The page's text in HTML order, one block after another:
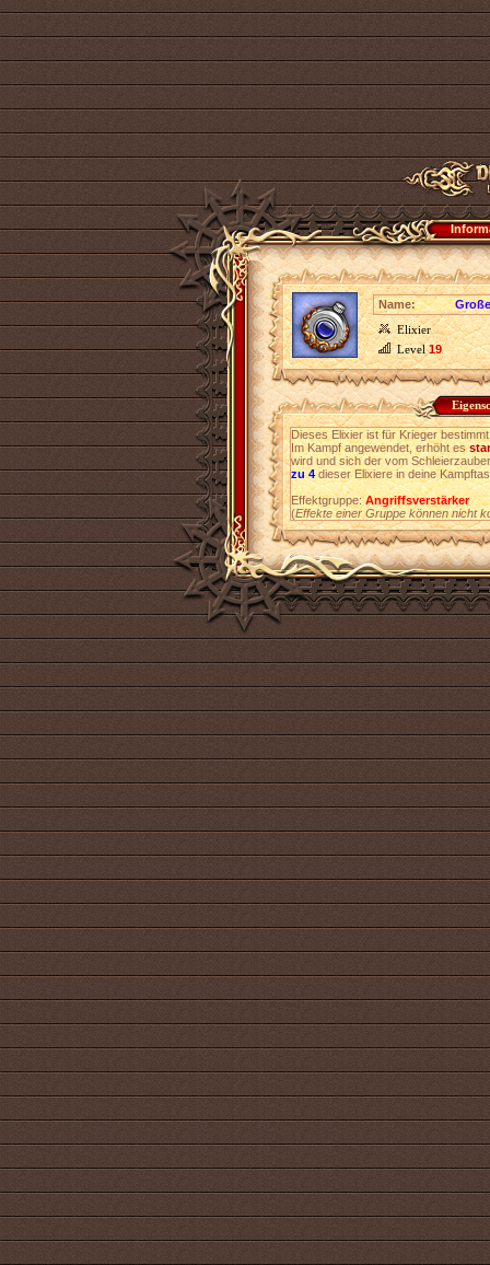
Name:
Elixier
Level19
Dieses Elixier ist für Krieger
Im Kampf angewendet, erhöht es
wird und sich der vom
zu 4dieser Elixiere in deine
Effektgruppe:Angriffsverstärker
(Effekte einer Gruppe können nicht